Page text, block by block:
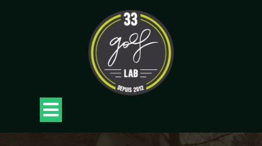
Button